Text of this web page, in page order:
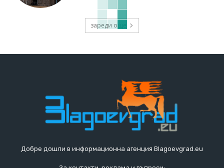
зареди още
Добре дошли в информационна агенция Blagoevgrad.eu